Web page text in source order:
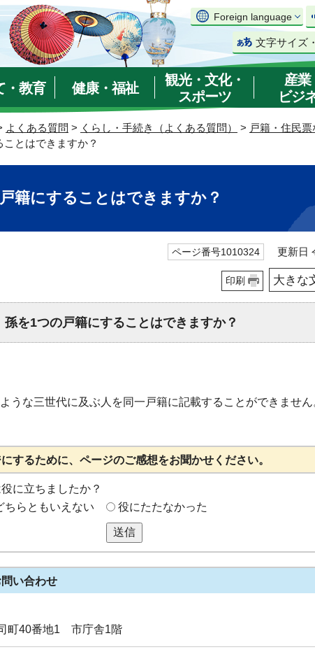
Foreign language
文字サイズ
・教育 健康・福祉
観光・文化・
スポーツ
産業
ビジ
よくある質問 > くらし・手続き（よくある質問） > 戸籍・住民票
とはできますか？
籍にすることはできますか？
ページ番号1010324 更新日
印刷 大きな
孫を1つの戸籍にすることはできますか？
うな三世代に及ぶ人を同一戸籍に記載することができませ
するために、ページのご感想をお聞かせください。
に立ちましたか？
ちらともいえない 役にたたなかった
送信
い合わせ
町40番地1 市庁舎1階